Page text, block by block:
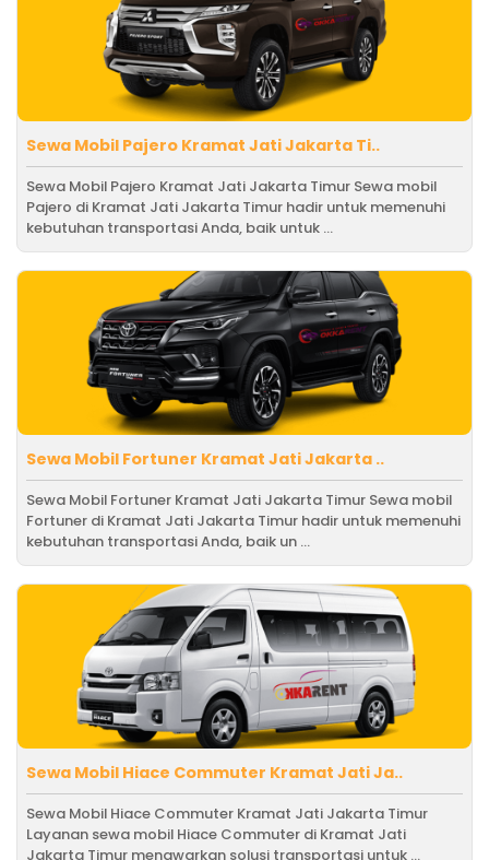
Sewa Mobil Pajero Kramat Jati Jakarta Ti..
Sewa Mobil Pajero Kramat Jati Jakarta Timur Sewa mobil
Pajero di Kramat Jati Jakarta Timur hadir untuk memenuhi
kebutuhan transportasi Anda, baik untuk ...
Sewa Mobil Fortuner Kramat Jati Jakarta ..
Sewa Mobil Fortuner Kramat Jati Jakarta Timur Sewa mobil
Fortuner di Kramat Jati Jakarta Timur hadir untuk memenuhi
kebutuhan transportasi Anda, baik un ...
Sewa Mobil Hiace Commuter Kramat Jati Ja..
Sewa Mobil Hiace Commuter Kramat Jati Jakarta Timur
Layanan sewa mobil Hiace Commuter di Kramat Jati
Jakarta Timur menawarkan solusi transportasi untuk ...